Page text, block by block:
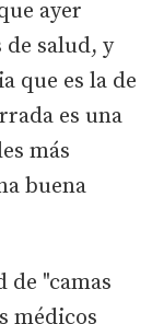
ayer
de salud, y
que es la de
es una
más
buena
de "camas
médicos